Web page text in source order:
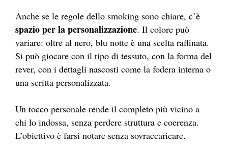
Anche se le regole dello smoking sono chiare, c’è
spazio per la personalizzazione. Il colore può
variare: oltre al nero, blu notte è una scelta raffinata.
Si può giocare con il tipo di tessuto, con la forma del
rever, con i dettagli nascosti come la fodera interna o
una scritta personalizzata.
Un tocco personale rende il completo più vicino a
chi lo indossa, senza perdere struttura e coerenza.
L’obiettivo è farsi notare senza sovraccaricare.